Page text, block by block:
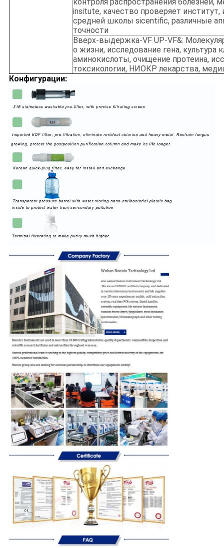
insitute, качество проверяет институт,
средней школы sicentific, различные
точности
Вверх-выдержка-VF UP-VF&:
о жизни, исследование гена, культура
аминокислоты, очищение протеина,
токсикологии, НИОКР лекарства,
Конфигурации: